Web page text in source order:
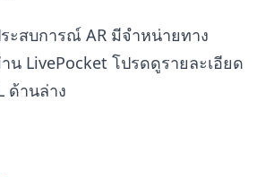
ะสบการณ์ AR มีจำหน่ายทาง
น LivePocket โปรดดูรายละเอียด
ด้านล่าง